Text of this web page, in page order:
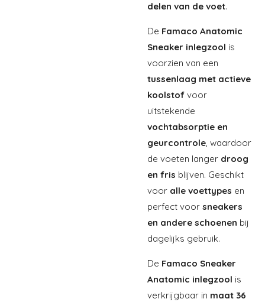
delen van de voet.
De Famaco Anatomic
Sneaker inlegzool is
voorzien van een
tussenlaag met actieve
koolstof voor
uitstekende
vochtabsorptie en
geurcontrole, waardoor
de voeten langer droog
en fris blijven. Geschikt
voor alle voettypes en
perfect voor sneakers
en andere schoenen bij
dagelijks gebruik.
De Famaco Sneaker
Anatomic inlegzool is
verkrijgbaar in maat 36